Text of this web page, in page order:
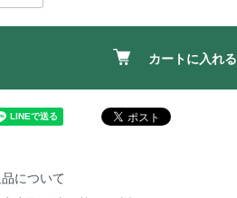
カートに入れる
について